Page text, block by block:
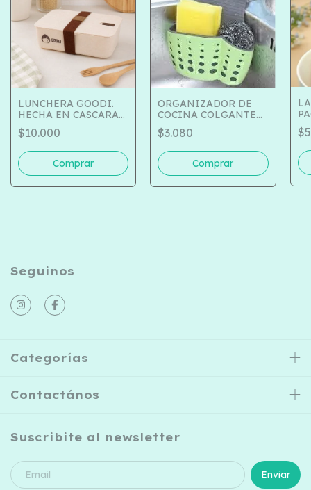
LUNCHERA GOODI.
HECHA EN CASCARA
DE ARROZ. COD 695-
7105
$10.000
ORGANIZADOR DE
COCINA COLGANTE
COD 950-7470
$3.080
Seguinos
Categorías
Contactános
Suscribite al newsletter